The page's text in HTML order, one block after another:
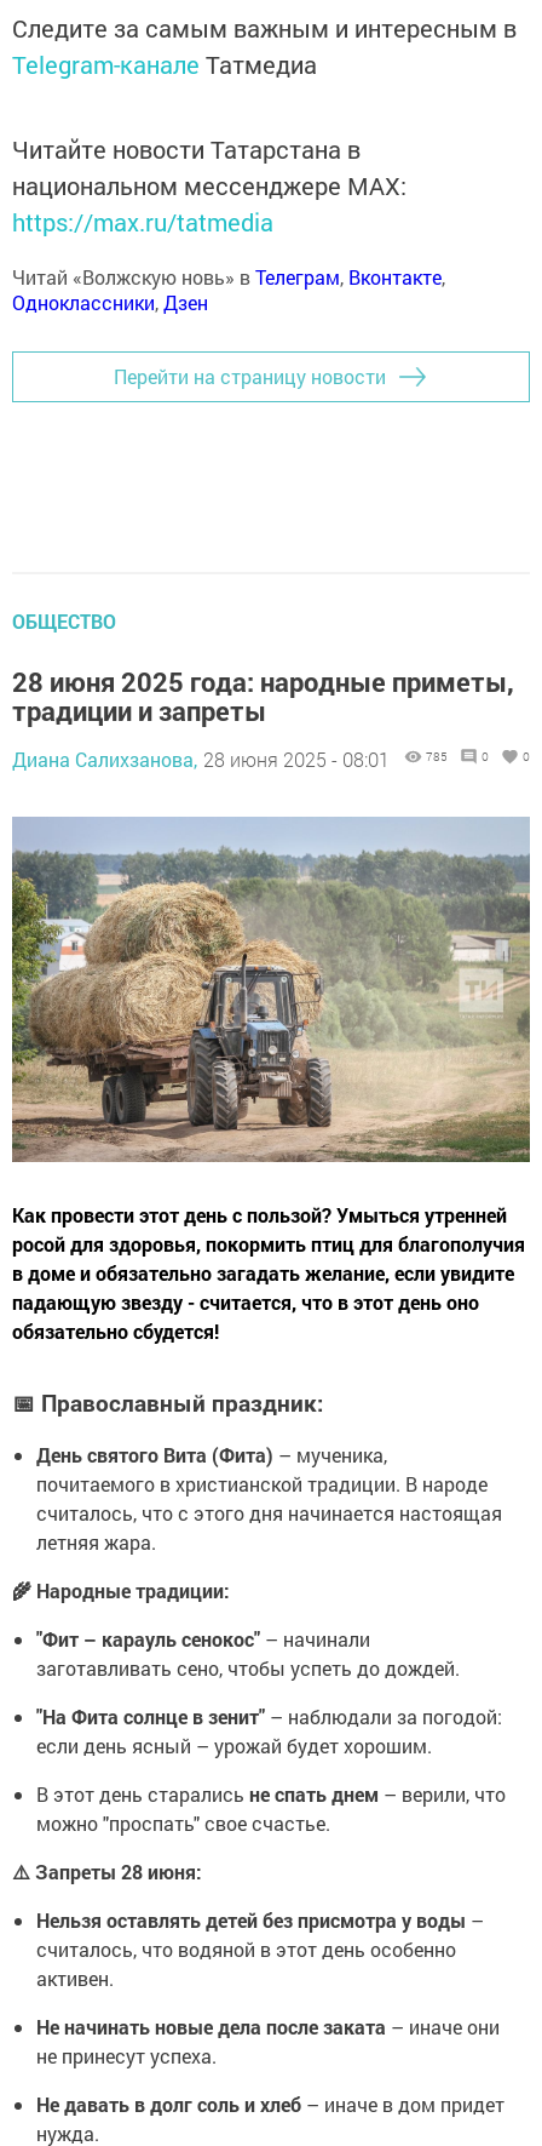
Следите за самым важным и интересным в
Telegram-канале Татмедиа
Читайте новости Татарстана в
национальном мессенджере MАХ:
https://max.ru/tatmedia
Читай «Волжскую новь» вТелеграм, Вконтакте,
Одноклассники,Дзен
Перейти на страницу новости
ОБЩЕСТВО
28 июня 2025 года: народные приметы,
традиции и запреты
Диана Салихзанова, 28 июня 2025 - 08:01 785 0 0
Как провести этот день с пользой? Умыться утренней
росой для здоровья, покормить птиц для благополучия
в доме и обязательно загадать желание, если увидите
падающую звезду - считается, что в этот день оно
обязательно сбудется!
📅 Православный праздник:
День святого Вита (Фита) – мученика,
почитаемого в христианской традиции. В народе
считалось, что с этого дня начинается настоящая
летняя жара.
🌾 Народные традиции:
"Фит – карауль сенокос" – начинали
заготавливать сено, чтобы успеть до дождей.
"На Фита солнце в зенит" – наблюдали за погодой:
если день ясный – урожай будет хорошим.
В этот день старались не спать днем – верили, что
можно "проспать" свое счастье.
⚠️ Запреты 28 июня:
Нельзя оставлять детей без присмотра у воды –
считалось, что водяной в этот день особенно
активен.
Не начинать новые дела после заката – иначе они
не принесут успеха.
Не давать в долг соль и хлеб – иначе в дом придет
нужда.